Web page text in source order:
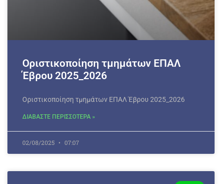
Οριστικοποίηση τμημάτων ΕΠΑΛ
Έβρου 2025_2026
Οριστικοποίηση τμημάτων ΕΠΑΛ Έβρου 2025_2026
ΔΙΑΒΑΣΤΕ ΠΕΡΙΣΣΟΤΕΡΑ »
02/08/2025 07:07